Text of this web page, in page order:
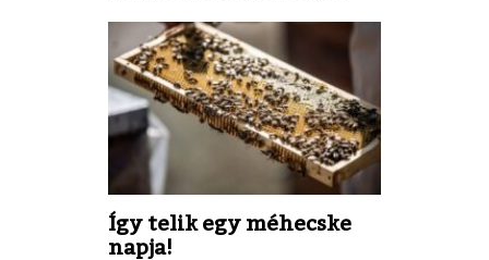
Így telik egy méhecske
napja!